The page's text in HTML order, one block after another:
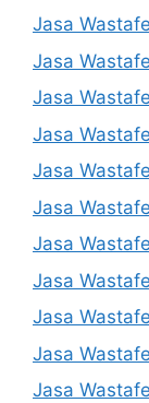
Jasa
Jasa
Jasa
Jasa
Jasa
Jasa
Jasa
Jasa
Jasa
Jasa
Jasa